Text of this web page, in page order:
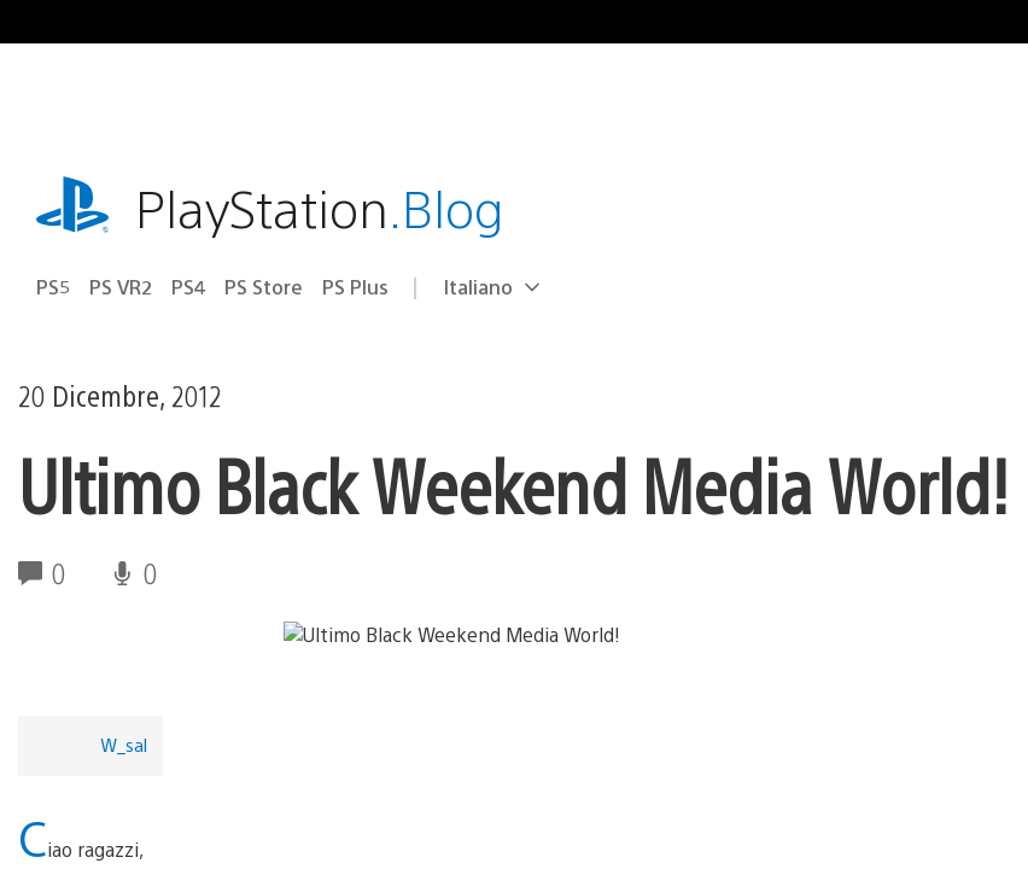
al
playstation.comPlayStation.Blog
PS5 PS VR2 PS4 PS Store PS Plus Seleziona
Regione
Italiano
20 Dicembre, 2012
Ultimo Black Weekend Media World!
0 0
W_sal
Ciao ragazzi,